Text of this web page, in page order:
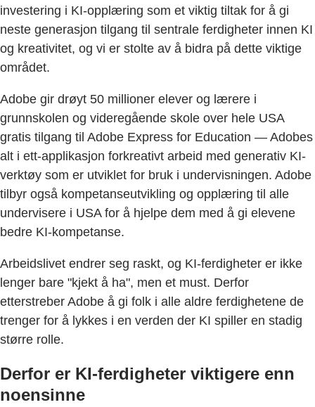
investering i KI-opplæring som et viktig tiltak for å gi
neste generasjon tilgang til sentrale ferdigheter innen KI
og kreativitet, og vi er stolte av å bidra på dette viktige
området.
Adobe gir drøyt 50 millioner elever og lærere i
grunnskolen og videregående skole over hele USA
gratis tilgang til Adobe Express for Education — Adobes
alt i ett-applikasjon forkreativt arbeid med generativ KI-
verktøy som er utviklet for bruk i undervisningen. Adobe
tilbyr også kompetanseutvikling og opplæring til alle
undervisere i USA for å hjelpe dem med å gi elevene
bedre KI-kompetanse.
Arbeidslivet endrer seg raskt, og KI-ferdigheter er ikke
lenger bare "kjekt å ha", men et must. Derfor
etterstreber Adobe å gi folk i alle aldre ferdighetene de
trenger for å lykkes i en verden der KI spiller en stadig
større rolle.
Derfor er KI-ferdigheter viktigere enn
noensinne